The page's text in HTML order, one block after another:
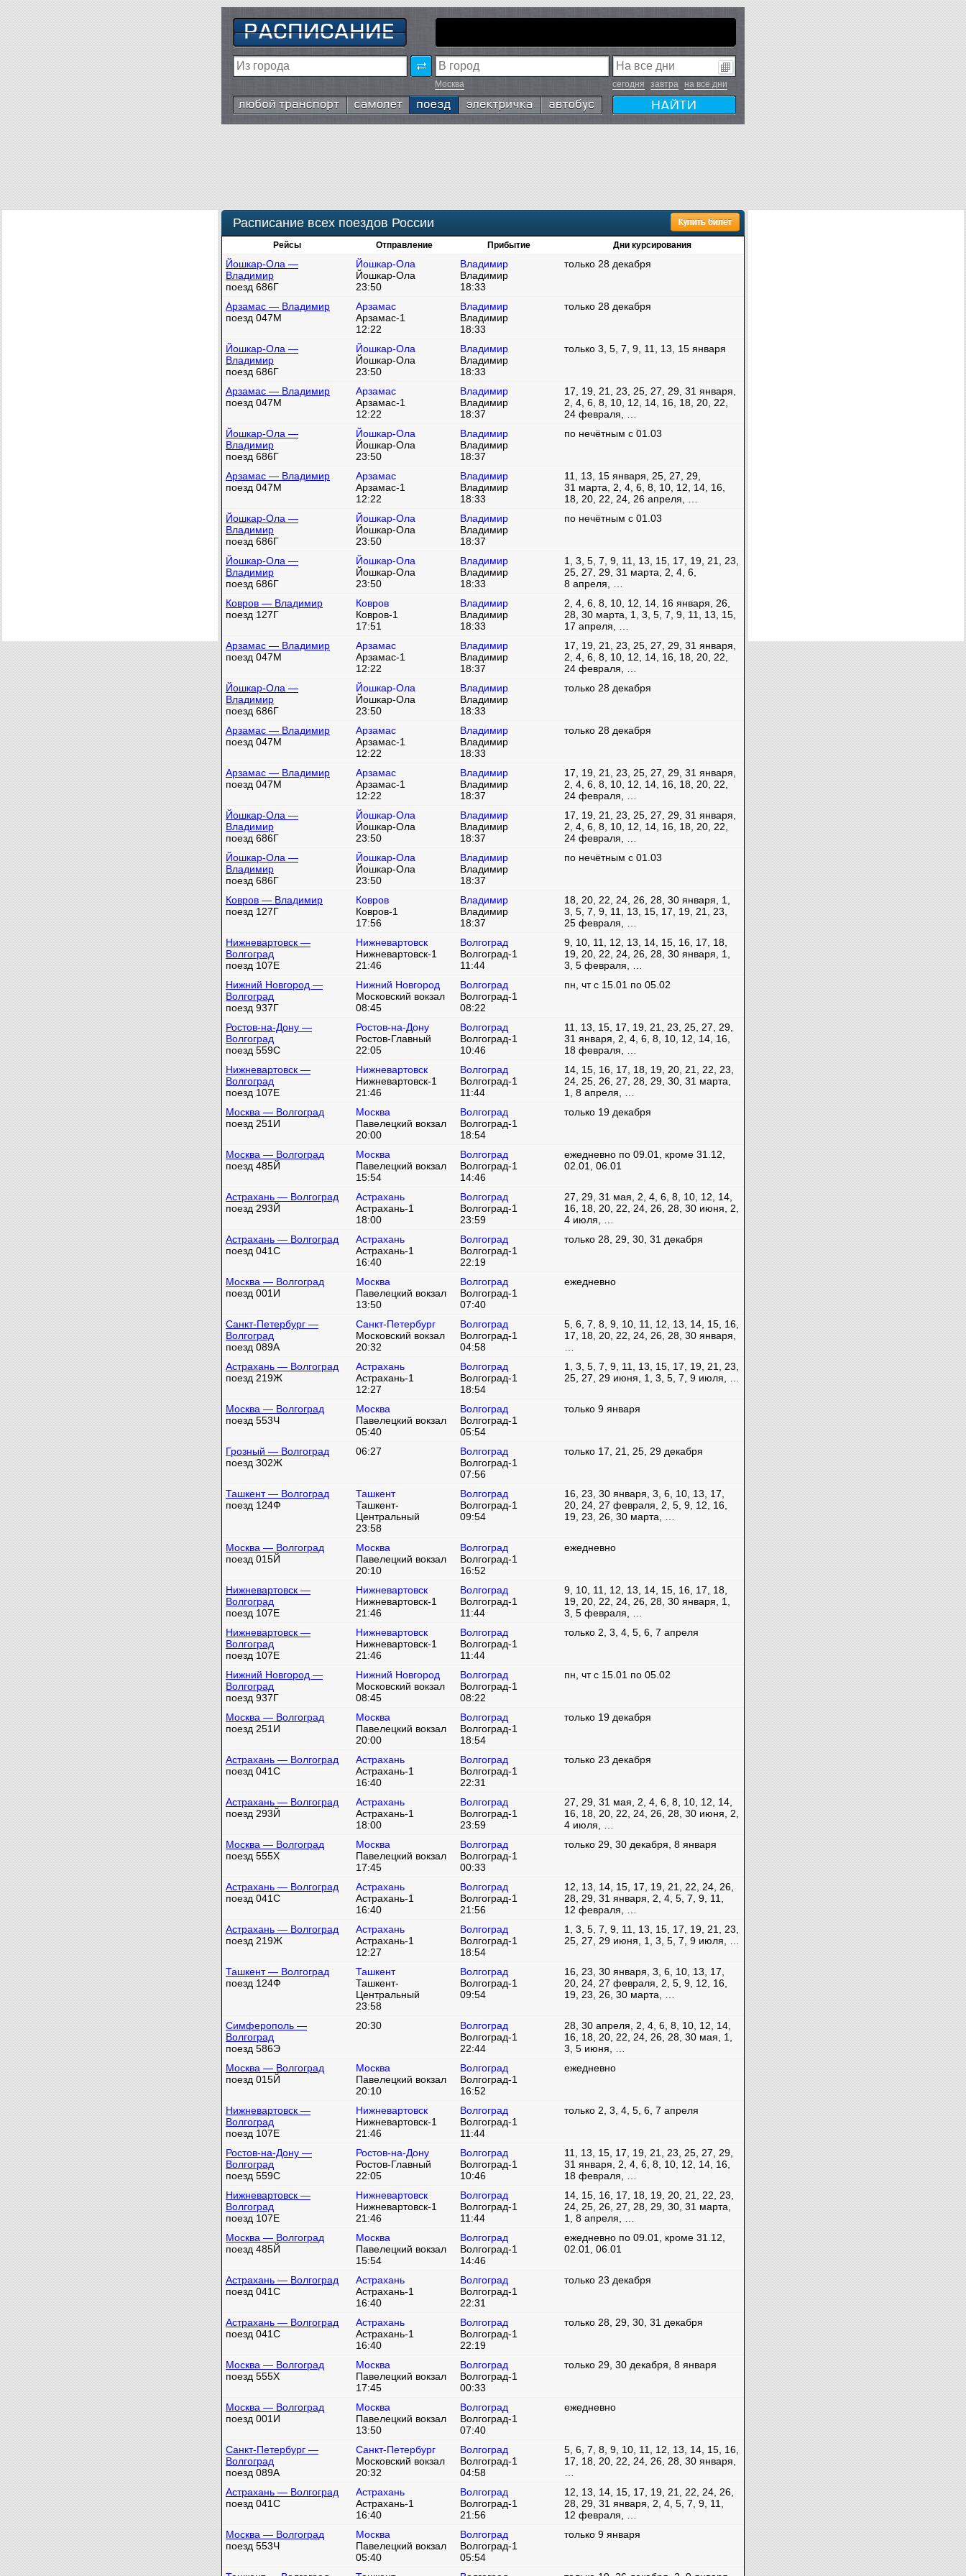
Москва сегодня завтра на все дни
Любой транспорт Самолёт Поезд Электричка Автобус
Расписание всех поездов России
Рейсы Отправление Прибытие Дни курсирования
Йошкар-Ола —
Владимир
поезд 686Г
Йошкар-Ола
Йошкар-Ола
23:50
Владимир
Владимир
18:33
только 28 декабря
Арзамас — Владимир
поезд 047М
Арзамас
Арзамас-1
12:22
Владимир
Владимир
18:33
только 28 декабря
Йошкар-Ола —
Владимир
поезд 686Г
Йошкар-Ола
Йошкар-Ола
23:50
Владимир
Владимир
18:33
только 3, 5, 7, 9, 11, 13, 15 января
Арзамас — Владимир
поезд 047М
Арзамас
Арзамас-1
12:22
Владимир
Владимир
18:37
17, 19, 21, 23, 25, 27, 29, 31 января,
2, 4, 6, 8, 10, 12, 14, 16, 18, 20, 22,
24 февраля, …
Йошкар-Ола —
Владимир
поезд 686Г
Йошкар-Ола
Йошкар-Ола
23:50
Владимир
Владимир
18:37
по нечётным с 01.03
Арзамас — Владимир
поезд 047М
Арзамас
Арзамас-1
12:22
Владимир
Владимир
18:33
11, 13, 15 января, 25, 27, 29,
31 марта, 2, 4, 6, 8, 10, 12, 14, 16,
18, 20, 22, 24, 26 апреля, …
Йошкар-Ола —
Владимир
поезд 686Г
Йошкар-Ола
Йошкар-Ола
23:50
Владимир
Владимир
18:37
по нечётным с 01.03
Йошкар-Ола —
Владимир
поезд 686Г
Йошкар-Ола
Йошкар-Ола
23:50
Владимир
Владимир
18:33
1, 3, 5, 7, 9, 11, 13, 15, 17, 19, 21, 23,
25, 27, 29, 31 марта, 2, 4, 6,
8 апреля, …
Ковров — Владимир
поезд 127Г
Ковров
Ковров-1
17:51
Владимир
Владимир
18:33
2, 4, 6, 8, 10, 12, 14, 16 января, 26,
28, 30 марта, 1, 3, 5, 7, 9, 11, 13, 15,
17 апреля, …
Арзамас — Владимир
поезд 047М
Арзамас
Арзамас-1
12:22
Владимир
Владимир
18:37
17, 19, 21, 23, 25, 27, 29, 31 января,
2, 4, 6, 8, 10, 12, 14, 16, 18, 20, 22,
24 февраля, …
Йошкар-Ола —
Владимир
поезд 686Г
Йошкар-Ола
Йошкар-Ола
23:50
Владимир
Владимир
18:33
только 28 декабря
Арзамас — Владимир
поезд 047М
Арзамас
Арзамас-1
12:22
Владимир
Владимир
18:33
только 28 декабря
Арзамас — Владимир
поезд 047М
Арзамас
Арзамас-1
12:22
Владимир
Владимир
18:37
17, 19, 21, 23, 25, 27, 29, 31 января,
2, 4, 6, 8, 10, 12, 14, 16, 18, 20, 22,
24 февраля, …
Йошкар-Ола —
Владимир
поезд 686Г
Йошкар-Ола
Йошкар-Ола
23:50
Владимир
Владимир
18:37
17, 19, 21, 23, 25, 27, 29, 31 января,
2, 4, 6, 8, 10, 12, 14, 16, 18, 20, 22,
24 февраля, …
Йошкар-Ола —
Владимир
поезд 686Г
Йошкар-Ола
Йошкар-Ола
23:50
Владимир
Владимир
18:37
по нечётным с 01.03
Ковров — Владимир
поезд 127Г
Ковров
Ковров-1
17:56
Владимир
Владимир
18:37
18, 20, 22, 24, 26, 28, 30 января, 1,
3, 5, 7, 9, 11, 13, 15, 17, 19, 21, 23,
25 февраля, …
Нижневартовск —
Волгоград
поезд 107Е
Нижневартовск
Нижневартовск-1
21:46
Волгоград
Волгоград-1
11:44
9, 10, 11, 12, 13, 14, 15, 16, 17, 18,
19, 20, 22, 24, 26, 28, 30 января, 1,
3, 5 февраля, …
Нижний Новгород —
Волгоград
поезд 937Г
Нижний Новгород
Московский вокзал
08:45
Волгоград
Волгоград-1
08:22
пн, чт с 15.01 по 05.02
Ростов-на-Дону —
Волгоград
поезд 559С
Ростов-на-Дону
Ростов-Главный
22:05
Волгоград
Волгоград-1
10:46
11, 13, 15, 17, 19, 21, 23, 25, 27, 29,
31 января, 2, 4, 6, 8, 10, 12, 14, 16,
18 февраля, …
Нижневартовск —
Волгоград
поезд 107Е
Нижневартовск
Нижневартовск-1
21:46
Волгоград
Волгоград-1
11:44
14, 15, 16, 17, 18, 19, 20, 21, 22, 23,
24, 25, 26, 27, 28, 29, 30, 31 марта,
1, 8 апреля, …
Москва — Волгоград
поезд 251И
Москва
Павелецкий вокзал
20:00
Волгоград
Волгоград-1
18:54
только 19 декабря
Москва — Волгоград
поезд 485Й
Москва
Павелецкий вокзал
15:54
Волгоград
Волгоград-1
14:46
ежедневно по 09.01, кроме 31.12,
02.01, 06.01
Астрахань — Волгоград
поезд 293Й
Астрахань
Астрахань-1
18:00
Волгоград
Волгоград-1
23:59
27, 29, 31 мая, 2, 4, 6, 8, 10, 12, 14,
16, 18, 20, 22, 24, 26, 28, 30 июня, 2,
4 июля, …
Астрахань — Волгоград
поезд 041С
Астрахань
Астрахань-1
16:40
Волгоград
Волгоград-1
22:19
только 28, 29, 30, 31 декабря
Москва — Волгоград
поезд 001И
Москва
Павелецкий вокзал
13:50
Волгоград
Волгоград-1
07:40
ежедневно
Санкт-Петербург —
Волгоград
поезд 089А
Санкт-Петербург
Московский вокзал
20:32
Волгоград
Волгоград-1
04:58
5, 6, 7, 8, 9, 10, 11, 12, 13, 14, 15, 16,
17, 18, 20, 22, 24, 26, 28, 30 января,
Астрахань — Волгоград
поезд 219Ж
Астрахань
Астрахань-1
12:27
Волгоград
Волгоград-1
18:54
1, 3, 5, 7, 9, 11, 13, 15, 17, 19, 21, 23,
25, 27, 29 июня, 1, 3, 5, 7, 9 июля, …
Москва — Волгоград
поезд 553Ч
Москва
Павелецкий вокзал
05:40
Волгоград
Волгоград-1
05:54
только 9 января
Грозный — Волгоград
поезд 302Ж
06:27
Волгоград
Волгоград-1
07:56
только 17, 21, 25, 29 декабря
Ташкент — Волгоград
поезд 124Ф
Ташкент
Ташкент-
Центральный
23:58
Волгоград
Волгоград-1
09:54
16, 23, 30 января, 3, 6, 10, 13, 17,
20, 24, 27 февраля, 2, 5, 9, 12, 16,
19, 23, 26, 30 марта, …
Москва — Волгоград
поезд 015Й
Москва
Павелецкий вокзал
20:10
Волгоград
Волгоград-1
16:52
ежедневно
Нижневартовск —
Волгоград
поезд 107Е
Нижневартовск
Нижневартовск-1
21:46
Волгоград
Волгоград-1
11:44
9, 10, 11, 12, 13, 14, 15, 16, 17, 18,
19, 20, 22, 24, 26, 28, 30 января, 1,
3, 5 февраля, …
Нижневартовск —
Волгоград
поезд 107Е
Нижневартовск
Нижневартовск-1
21:46
Волгоград
Волгоград-1
11:44
только 2, 3, 4, 5, 6, 7 апреля
Нижний Новгород —
Волгоград
поезд 937Г
Нижний Новгород
Московский вокзал
08:45
Волгоград
Волгоград-1
08:22
пн, чт с 15.01 по 05.02
Москва — Волгоград
поезд 251И
Москва
Павелецкий вокзал
20:00
Волгоград
Волгоград-1
18:54
только 19 декабря
Астрахань — Волгоград
поезд 041С
Астрахань
Астрахань-1
16:40
Волгоград
Волгоград-1
22:31
только 23 декабря
Астрахань — Волгоград
поезд 293Й
Астрахань
Астрахань-1
18:00
Волгоград
Волгоград-1
23:59
27, 29, 31 мая, 2, 4, 6, 8, 10, 12, 14,
16, 18, 20, 22, 24, 26, 28, 30 июня, 2,
4 июля, …
Москва — Волгоград
поезд 555Х
Москва
Павелецкий вокзал
17:45
Волгоград
Волгоград-1
00:33
только 29, 30 декабря, 8 января
Астрахань — Волгоград
поезд 041С
Астрахань
Астрахань-1
16:40
Волгоград
Волгоград-1
21:56
12, 13, 14, 15, 17, 19, 21, 22, 24, 26,
28, 29, 31 января, 2, 4, 5, 7, 9, 11,
12 февраля, …
Астрахань — Волгоград
поезд 219Ж
Астрахань
Астрахань-1
12:27
Волгоград
Волгоград-1
18:54
1, 3, 5, 7, 9, 11, 13, 15, 17, 19, 21, 23,
25, 27, 29 июня, 1, 3, 5, 7, 9 июля, …
Ташкент — Волгоград
поезд 124Ф
Ташкент
Ташкент-
Центральный
23:58
Волгоград
Волгоград-1
09:54
16, 23, 30 января, 3, 6, 10, 13, 17,
20, 24, 27 февраля, 2, 5, 9, 12, 16,
19, 23, 26, 30 марта, …
Симферополь —
Волгоград
поезд 586Э
20:30
Волгоград
Волгоград-1
22:44
28, 30 апреля, 2, 4, 6, 8, 10, 12, 14,
16, 18, 20, 22, 24, 26, 28, 30 мая, 1,
3, 5 июня, …
Москва — Волгоград
поезд 015Й
Москва
Павелецкий вокзал
20:10
Волгоград
Волгоград-1
16:52
ежедневно
Нижневартовск —
Волгоград
поезд 107Е
Нижневартовск
Нижневартовск-1
21:46
Волгоград
Волгоград-1
11:44
только 2, 3, 4, 5, 6, 7 апреля
Ростов-на-Дону —
Волгоград
поезд 559С
Ростов-на-Дону
Ростов-Главный
22:05
Волгоград
Волгоград-1
10:46
11, 13, 15, 17, 19, 21, 23, 25, 27, 29,
31 января, 2, 4, 6, 8, 10, 12, 14, 16,
18 февраля, …
Нижневартовск —
Волгоград
поезд 107Е
Нижневартовск
Нижневартовск-1
21:46
Волгоград
Волгоград-1
11:44
14, 15, 16, 17, 18, 19, 20, 21, 22, 23,
24, 25, 26, 27, 28, 29, 30, 31 марта,
1, 8 апреля, …
Москва — Волгоград
поезд 485Й
Москва
Павелецкий вокзал
15:54
Волгоград
Волгоград-1
14:46
ежедневно по 09.01, кроме 31.12,
02.01, 06.01
Астрахань — Волгоград
поезд 041С
Астрахань
Астрахань-1
16:40
Волгоград
Волгоград-1
22:31
только 23 декабря
Астрахань — Волгоград
поезд 041С
Астрахань
Астрахань-1
16:40
Волгоград
Волгоград-1
22:19
только 28, 29, 30, 31 декабря
Москва — Волгоград
поезд 555Х
Москва
Павелецкий вокзал
17:45
Волгоград
Волгоград-1
00:33
только 29, 30 декабря, 8 января
Москва — Волгоград
поезд 001И
Москва
Павелецкий вокзал
13:50
Волгоград
Волгоград-1
07:40
ежедневно
Санкт-Петербург —
Волгоград
поезд 089А
Санкт-Петербург
Московский вокзал
20:32
Волгоград
Волгоград-1
04:58
5, 6, 7, 8, 9, 10, 11, 12, 13, 14, 15, 16,
17, 18, 20, 22, 24, 26, 28, 30 января,
Астрахань — Волгоград
поезд 041С
Астрахань
Астрахань-1
16:40
Волгоград
Волгоград-1
21:56
12, 13, 14, 15, 17, 19, 21, 22, 24, 26,
28, 29, 31 января, 2, 4, 5, 7, 9, 11,
12 февраля, …
Москва — Волгоград
поезд 553Ч
Москва
Павелецкий вокзал
05:40
Волгоград
Волгоград-1
05:54
только 9 января